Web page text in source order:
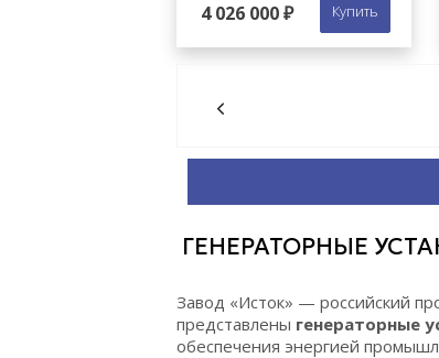
4 026 000 ₽ Купить
ГЕНЕРАТОРНЫЕ
Завод «Исток» — российский
представлены генераторные
обеспечения энергией